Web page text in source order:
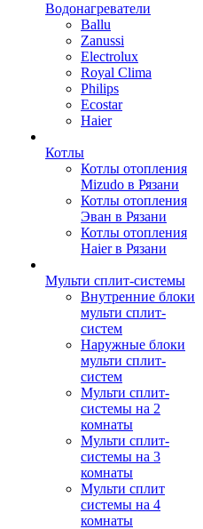
Водонагреватели
Ballu
Zanussi
Electrolux
Royal Clima
Philips
Ecostar
Haier
Котлы
Котлы отопления
Mizudo в Рязани
Котлы отопления
Эван в Рязани
Котлы отопления
Haier в Рязани
Мульти сплит-системы
Внутренние блоки
мульти сплит-
систем
Наружные блоки
мульти сплит-
систем
Мульти сплит-
системы на 2
комнаты
Мульти сплит-
системы на 3
комнаты
Мульти сплит
системы на 4
комнаты